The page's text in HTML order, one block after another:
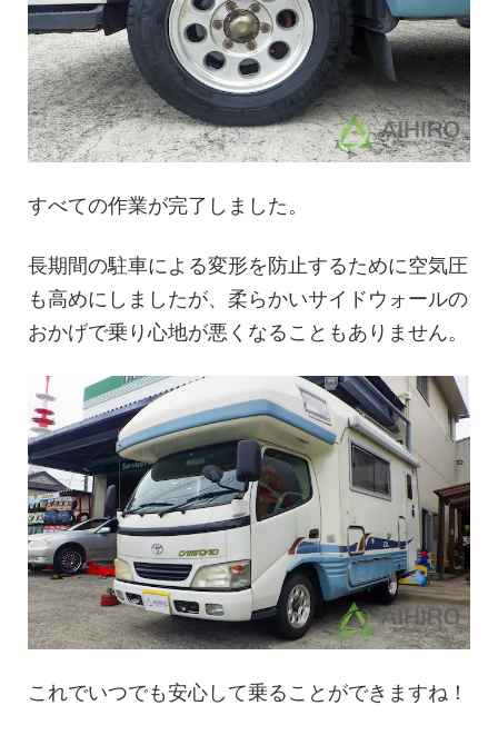
すべての作業が完了しました。
長期間の駐車による変形を防止するために空気圧
も高めにしましたが、柔らかいサイドウォールの
おかげで乗り心地が悪くなることもありません。
これでいつでも安心して乗ることができますね！